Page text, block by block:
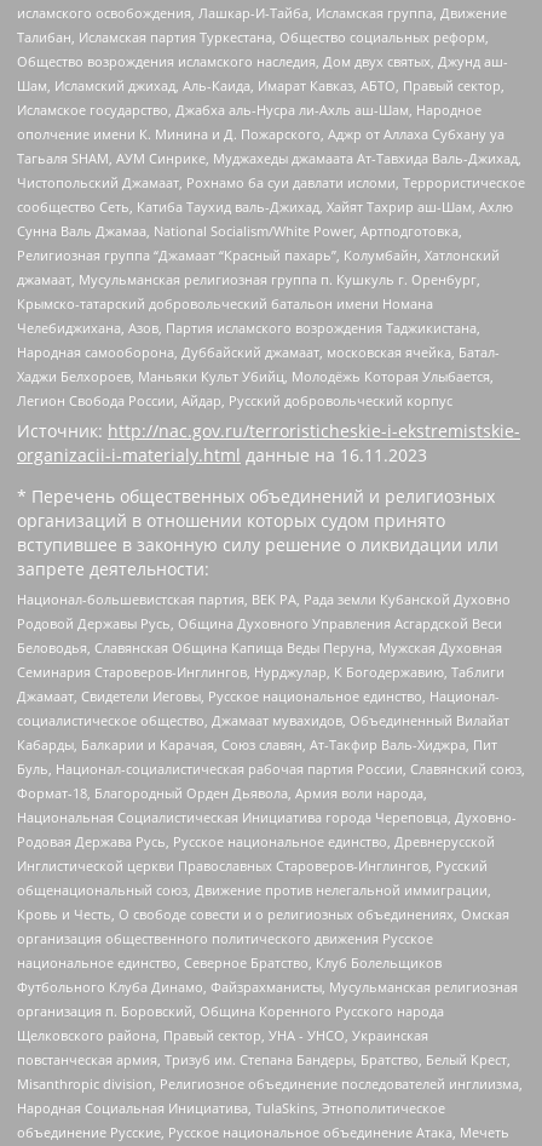
исламского освобождения, Лашкар-И-Тайба, Исламская группа, Движение
Талибан, Исламская партия Туркестана, Общество социальных реформ,
Общество возрождения исламского наследия, Дом двух святых, Джунд аш-
Шам, Исламский джихад, Аль-Каида, Имарат Кавказ, АБТО, Правый сектор,
Исламское государство, Джабха аль-Нусра ли-Ахль аш-Шам, Народное
ополчение имени К. Минина и Д. Пожарского, Аджр от Аллаха Субхану уа
Тагьаля SHAM, АУМ Синрике, Муджахеды джамаата Ат-Тавхида Валь-Джихад,
Чистопольский Джамаат, Рохнамо ба суи давлати исломи, Террористическое
сообщество Сеть, Катиба Таухид валь-Джихад, Хайят Тахрир аш-Шам, Ахлю
Сунна Валь Джамаа, National Socialism/White Power, Артподготовка,
Религиозная группа “Джамаат “Красный пахарь”, Колумбайн, Хатлонский
джамаат, Мусульманская религиозная группа п. Кушкуль г. Оренбург,
Крымско-татарский добровольческий батальон имени Номана
Челебиджихана, Азов, Партия исламского возрождения Таджикистана,
Народная самооборона, Дуббайский джамаат, московская ячейка, Батал-
Хаджи Белхороев, Маньяки Культ Убийц, Молодёжь Которая Улыбается,
Легион Свобода России, Айдар, Русский добровольческий корпус
Источник: http://nac.gov.ru/terroristicheskie-i-ekstremistskie-
organizacii-i-materialy.html данные на 16.11.2023
* Перечень общественных объединений и религиозных
организаций в отношении которых судом принято
вступившее в законную силу решение о ликвидации или
запрете деятельности:
Национал-большевистская партия, ВЕК РА, Рада земли Кубанской Духовно
Родовой Державы Русь, Община Духовного Управления Асгардской Веси
Беловодья, Славянская Община Капища Веды Перуна, Мужская Духовная
Семинария Староверов-Инглингов, Нурджулар, К Богодержавию, Таблиги
Джамаат, Свидетели Иеговы, Русское национальное единство, Национал-
социалистическое общество, Джамаат мувахидов, Объединенный Вилайат
Кабарды, Балкарии и Карачая, Союз славян, Ат-Такфир Валь-Хиджра, Пит
Буль, Национал-социалистическая рабочая партия России, Славянский союз,
Формат-18, Благородный Орден Дьявола, Армия воли народа,
Национальная Социалистическая Инициатива города Череповца, Духовно-
Родовая Держава Русь, Русское национальное единство, Древнерусской
Инглистической церкви Православных Староверов-Инглингов, Русский
общенациональный союз, Движение против нелегальной иммиграции,
Кровь и Честь, О свободе совести и о религиозных объединениях, Омская
организация общественного политического движения Русское
национальное единство, Северное Братство, Клуб Болельщиков
Футбольного Клуба Динамо, Файзрахманисты, Мусульманская религиозная
организация п. Боровский, Община Коренного Русского народа
Щелковского района, Правый сектор, УНА - УНСО, Украинская
повстанческая армия, Тризуб им. Степана Бандеры, Братство, Белый Крест,
Misanthropic division, Религиозное объединение последователей инглиизма,
Народная Социальная Инициатива, TulaSkins, Этнополитическое
объединение Русские, Русское национальное объединение Атака, Мечеть